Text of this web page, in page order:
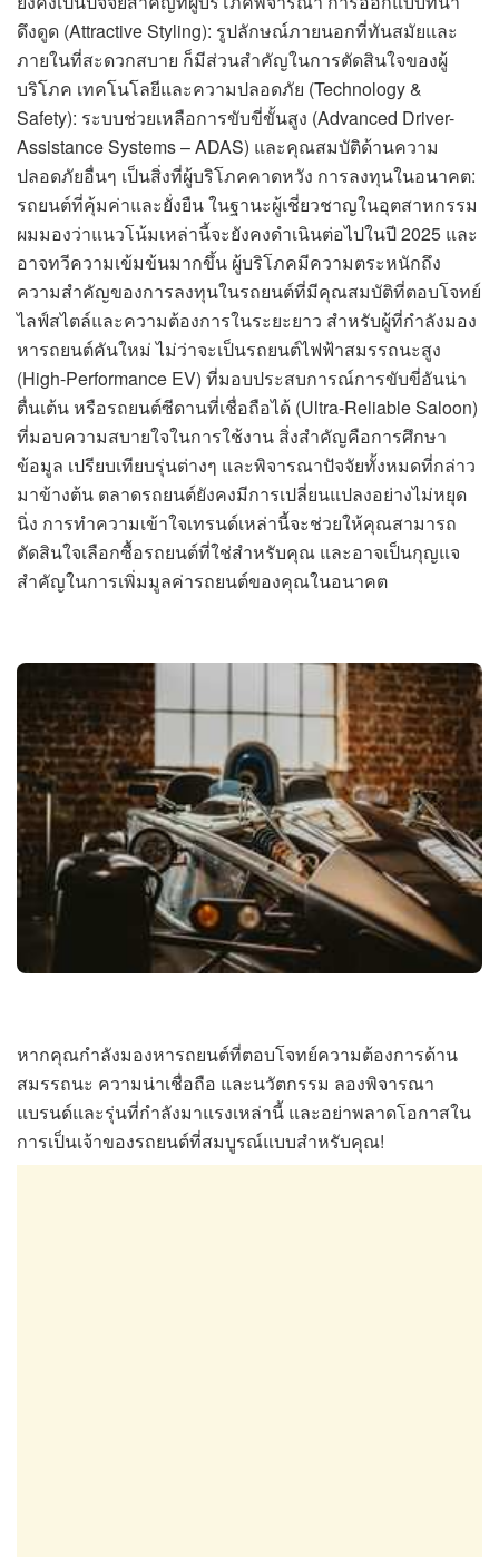
ดึงดูด (Attractive Styling): รูปลักษณ์ภายนอกที่ทันสมัยและ
ภายในที่สะดวกสบาย ก็มีส่วนสำคัญในการตัดสินใจของผู้
บริโภค เทคโนโลยีและความปลอดภัย (Technology &
Safety): ระบบช่วยเหลือการขับขี่ขั้นสูง (Advanced Driver-
Assistance Systems – ADAS) และคุณสมบัติด้านความ
ปลอดภัยอื่นๆ เป็นสิ่งที่ผู้บริโภคคาดหวัง การลงทุนในอนาคต:
รถยนต์ที่คุ้มค่าและยั่งยืน ในฐานะผู้เชี่ยวชาญในอุตสาหกรรม
ผมมองว่าแนวโน้มเหล่านี้จะยังคงดำเนินต่อไปในปี 2025 และ
อาจทวีความเข้มข้นมากขึ้น ผู้บริโภคมีความตระหนักถึง
ความสำคัญของการลงทุนในรถยนต์ที่มีคุณสมบัติที่ตอบโจทย์
ไลฟ์สไตล์และความต้องการในระยะยาว สำหรับผู้ที่กำลังมอง
หารถยนต์คันใหม่ ไม่ว่าจะเป็นรถยนต์ไฟฟ้าสมรรถนะสูง
(High-Performance EV) ที่มอบประสบการณ์การขับขี่อันน่า
ตื่นเต้น หรือรถยนต์ซีดานที่เชื่อถือได้ (Ultra-Reliable Saloon)
ที่มอบความสบายใจในการใช้งาน สิ่งสำคัญคือการศึกษา
ข้อมูล เปรียบเทียบรุ่นต่างๆ และพิจารณาปัจจัยทั้งหมดที่กล่าว
มาข้างต้น ตลาดรถยนต์ยังคงมีการเปลี่ยนแปลงอย่างไม่หยุด
นิ่ง การทำความเข้าใจเทรนด์เหล่านี้จะช่วยให้คุณสามารถ
ตัดสินใจเลือกซื้อรถยนต์ที่ใช่สำหรับคุณ และอาจเป็นกุญแจ
สำคัญในการเพิ่มมูลค่ารถยนต์ของคุณในอนาคต
หากคุณกำลังมองหารถยนต์ที่ตอบโจทย์ความต้องการด้าน
สมรรถนะ ความน่าเชื่อถือ และนวัตกรรม ลองพิจารณา
แบรนด์และรุ่นที่กำลังมาแรงเหล่านี้ และอย่าพลาดโอกาสใน
การเป็นเจ้าของรถยนต์ที่สมบูรณ์แบบสำหรับคุณ!